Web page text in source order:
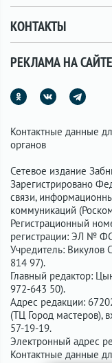
КОНТАКТЫ
РЕКЛАМА НА САЙТЕ
Контактные данные
органов
Сетевое издание
Зарегистрировано
связи,
коммуникаций
Регистрационный
регистрации: ЭЛ №
Учредитель: Викулов
814 97).
Главный редактор:
972-643 50).
Адрес редакции:
(ТЦ Город мастеров),
57-19-19.
Электронный адрес
Контактные данные